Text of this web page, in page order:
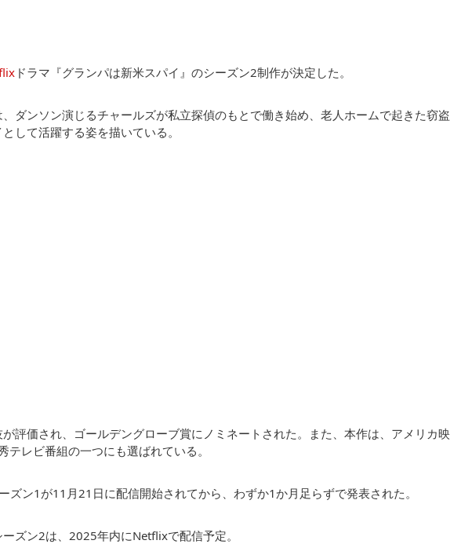
ドラマ『グランパは新米スパイ』のシーズン2制作が決定した。
、ダンソン演じるチャールズが私立探偵のもとで働き始め、老人ホームで起きた窃盗
して活躍する姿を描いている。
評価され、ゴールデングローブ賞にノミネートされた。また、本作は、アメリカ映
テレビ番組の一つにも選ばれている。
ズン1が11月21日に配信開始されてから、わずか1か月足らずで発表された。
ーズン2は、2025年内にNetflixで配信予定。